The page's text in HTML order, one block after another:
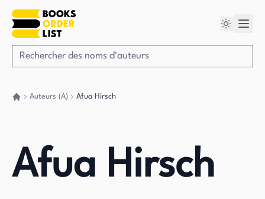
Auteurs (A) Afua Hirsch
Afua Hirsch